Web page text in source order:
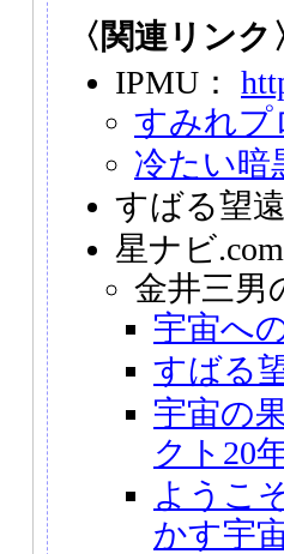
〈関連リンク
IPMU：
すみれプ
冷たい暗
すばる望
星ナビ.com
金井三男
宇宙へ
すばる
宇宙の
クト20
ようこ
かす宇